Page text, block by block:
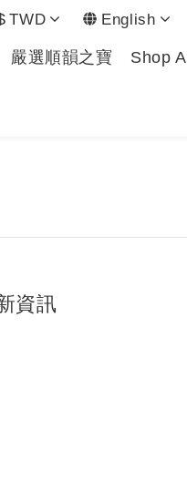
TWD English
嚴選順韻之寶 Shop All
資訊